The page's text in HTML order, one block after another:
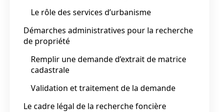
Le rôle des services d’urbanisme
Démarches administratives pour la recherche
de propriété
Remplir une demande d’extrait de matrice
cadastrale
Validation et traitement de la demande
Le cadre légal de la recherche foncière